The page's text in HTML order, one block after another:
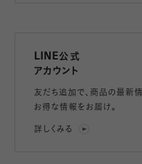
LINE公式
アカウント
友だち追加で、 商品の最新
お得な情報をお届け。
詳しくみる